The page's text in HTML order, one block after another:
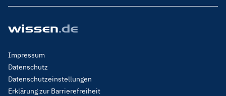
Footer
Menu
Legal
Impressum
Datenschutz
Datenschutzeinstellungen
Erklärung zur Barrierefreiheit